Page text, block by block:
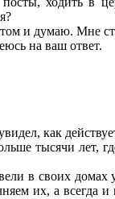
и думаю. Мне
на ваш ответ.
как
тысячи лет,
в своих домах
их, а всегда